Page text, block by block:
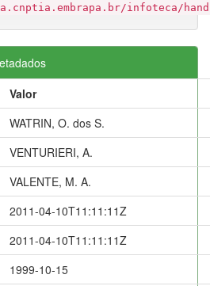
infoteca/
Valor
WATRIN, O. dos S.
VENTURIERI, A.
VALENTE, M. A.
2011-04-10T11:11:11Z
2011-04-10T11:11:11Z
1999-10-15